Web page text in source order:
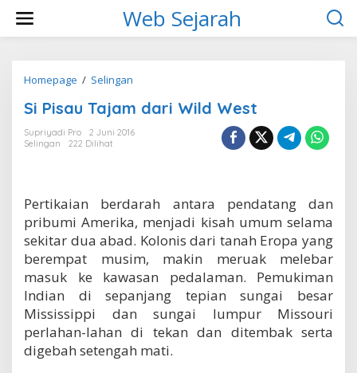
w
Web Sejarah
Homepage / Selingan
P
s
j
a
m
a
r
i
W
i
l
d
Si Pisau Tajam dari Wild West
Supriyadi Pro
2 Juni 2016
Selingan
222 Dilihat
Pertikaian berdarah antara pendatang dan
pribumi Amerika, menjadi kisah umum selama
sekitar dua abad. Kolonis dari tanah Eropa yang
berempat musim, makin meruak melebar
masuk ke kawasan pedalaman. Pemukiman
Indian di sepanjang tepian sungai besar
Mississippi dan sungai lumpur Missouri
perlahan-lahan di tekan dan ditembak serta
digebah setengah mati.